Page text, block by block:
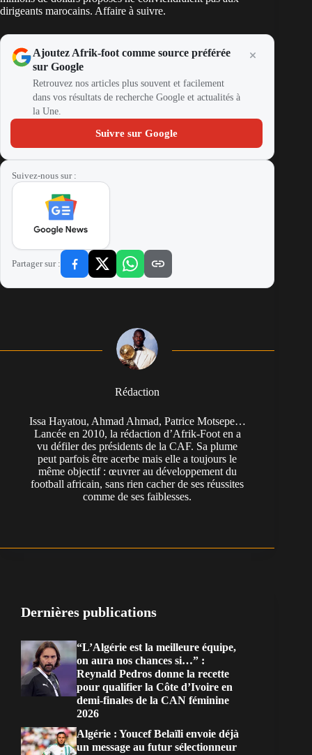
dirigeants marocains. Affaire à suivre.
Ajoutez Afrik-foot comme source préférée
sur Google
Retrouvez nos articles plus souvent et facilement
dans vos résultats de recherche Google et actualités à
la Une.
Suivre sur Google
Suivez-nous sur :
Partager sur :
Rédaction
Issa Hayatou, Ahmad Ahmad, Patrice Motsepe…
Lancée en 2010, la rédaction d’Afrik-Foot en a
vu défiler des présidents de la CAF. Sa plume
peut parfois être acerbe mais elle a toujours le
même objectif : œuvrer au développement du
football africain, sans rien cacher de ses réussites
comme de ses faiblesses.
Dernières publications
“L’Algérie est la meilleure équipe,
on aura nos chances si…” :
Reynald Pedros donne la recette
pour qualifier la Côte d’Ivoire en
demi-finales de la CAN féminine
2026
Algérie : Youcef Belaïli envoie déjà
un message au futur sélectionneur